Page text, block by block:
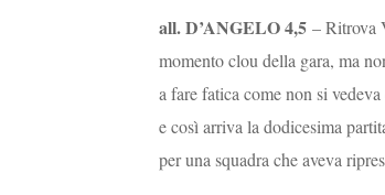
all. D’ANGELO 4,5 – Ritrova
momento clou della gara, ma
a fare fatica come non si
e così arriva la dodicesima
per una squadra che aveva